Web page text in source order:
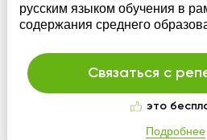
русским языком обучения в
содержания среднего
Связаться с
это
Подробнее